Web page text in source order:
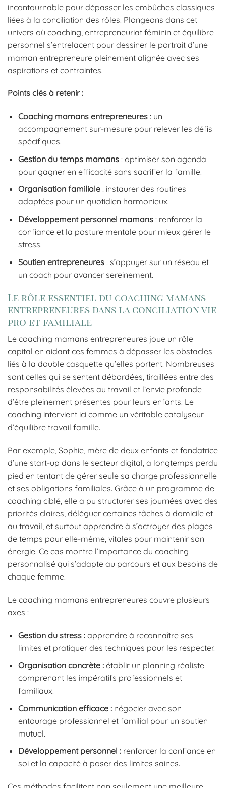
incontournable pour dépasser les embûches classiques
liées à la conciliation des rôles. Plongeons dans cet
univers où coaching, entrepreneuriat féminin et équilibre
personnel s’entrelacent pour dessiner le portrait d’une
maman entrepreneure pleinement alignée avec ses
aspirations et contraintes.
Points clés à retenir :
Coaching mamans entrepreneures: un
accompagnement sur-mesure pour relever les défis
spécifiques.
Gestion du temps mamans: optimiser son agenda
pour gagner en efficacité sans sacrifier la famille.
Organisation familiale: instaurer des routines
adaptées pour un quotidien harmonieux.
Développement personnel mamans: renforcer la
confiance et la posture mentale pour mieux gérer le
stress.
Soutien entrepreneures: s’appuyer sur un réseau et
un coach pour avancer sereinement.
Le rôle essentiel du coaching mamans
entrepreneures dans la conciliation vie
pro et familiale
Le coaching mamans entrepreneures joue un rôle
capital en aidant ces femmes à dépasser les obstacles
liés à la double casquette qu’elles portent. Nombreuses
sont celles qui se sentent débordées, tiraillées entre des
responsabilités élevées au travail et l’envie profonde
d’être pleinement présentes pour leurs enfants. Le
coaching intervient ici comme un véritable catalyseur
d’équilibre travail famille.
Par exemple, Sophie, mère de deux enfants et fondatrice
d’une start-up dans le secteur digital, a longtemps perdu
pied en tentant de gérer seule sa charge professionnelle
et ses obligations familiales. Grâce à un programme de
coaching ciblé, elle a pu structurer ses journées avec des
priorités claires, déléguer certaines tâches à domicile et
au travail, et surtout apprendre à s’octroyer des plages
de temps pour elle-même, vitales pour maintenir son
énergie. Ce cas montre l’importance du coaching
personnalisé qui s’adapte au parcours et aux besoins de
chaque femme.
Le coaching mamans entrepreneures couvre plusieurs
axes :
Gestion du stress :apprendre à reconnaître ses
limites et pratiquer des techniques pour les respecter.
Organisation concrète :établir un planning réaliste
comprenant les impératifs professionnels et
familiaux.
Communication efficace :négocier avec son
entourage professionnel et familial pour un soutien
mutuel.
Développement personnel :renforcer la confiance en
soi et la capacité à poser des limites saines.